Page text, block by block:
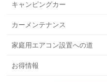
キャンピングカー
カーメンテナンス
家庭用エアコン設置への道
お得情報